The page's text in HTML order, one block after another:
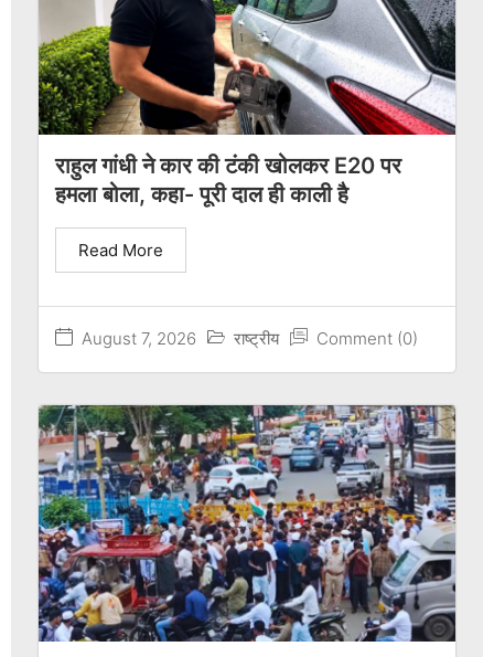
राहुल गांधी ने कार की टंकी खोलकर E20 पर
हमला बोला, कहा- पूरी दाल ही काली है
August 7, 2026 राष्ट्रीय Comment (0)
Read More